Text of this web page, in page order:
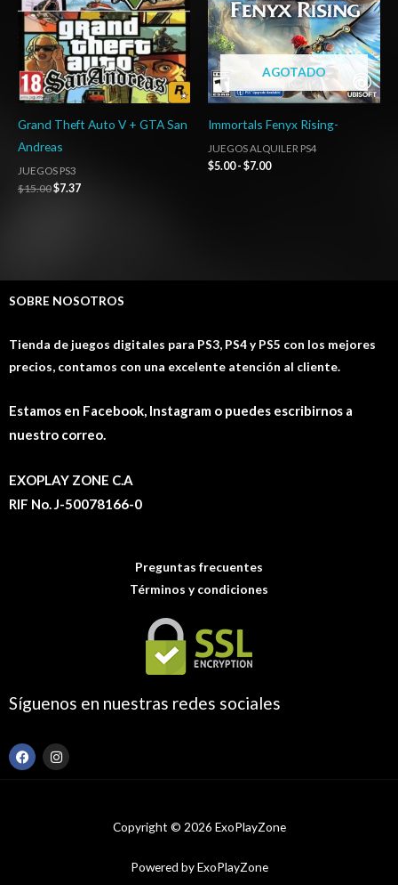
Grand Theft Auto V + GTA San
Andreas
JUEGOS PS3
$15.00$7.37
AGOTADO
Immortals Fenyx Rising-
JUEGOS ALQUILER PS4
$5.00 - $7.00
SOBRE NOSOTROS
Tienda de juegos digitales para PS3, PS4 y PS5 con los mejores
precios, contamos con una excelente atención al cliente.
Estamos en Facebook, Instagram o puedes escribirnos a
nuestro correo.
EXOPLAY ZONE C.A
RIF No. J-50078166-0
Preguntas frecuentes
Términos y condiciones
Síguenos en nuestras redes sociales
F
a
I
n
Copyright © 2026 ExoPlayZone
Powered by ExoPlayZone